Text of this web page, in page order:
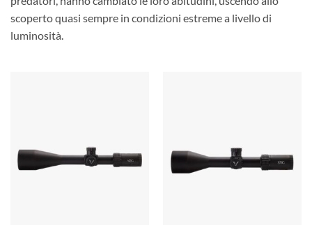
scoperto quasi sempre in condizioni estreme a livello di
luminosità.